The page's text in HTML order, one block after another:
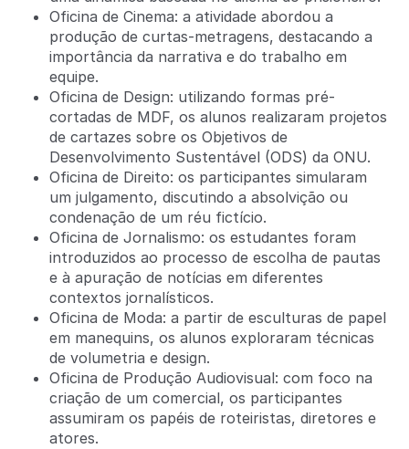
Oficina de Cinema: a atividade abordou a
produção de curtas-metragens, destacando a
importância da narrativa e do trabalho em
equipe.
Oficina de Design: utilizando formas pré-
cortadas de MDF, os alunos realizaram projetos
de cartazes sobre os Objetivos de
Desenvolvimento Sustentável (ODS) da ONU.
Oficina de Direito: os participantes simularam
um julgamento, discutindo a absolvição ou
condenação de um réu fictício.
Oficina de Jornalismo: os estudantes foram
introduzidos ao processo de escolha de pautas
e à apuração de notícias em diferentes
contextos jornalísticos.
Oficina de Moda: a partir de esculturas de papel
em manequins, os alunos exploraram técnicas
de volumetria e design.
Oficina de Produção Audiovisual: com foco na
criação de um comercial, os participantes
assumiram os papéis de roteiristas, diretores e
atores.